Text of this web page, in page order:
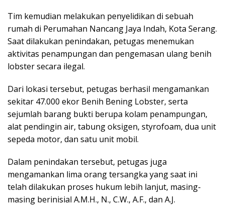
Tim kemudian melakukan penyelidikan di sebuah
rumah di Perumahan Nancang Jaya Indah, Kota Serang.
Saat dilakukan penindakan, petugas menemukan
aktivitas penampungan dan pengemasan ulang benih
lobster secara ilegal.
Dari lokasi tersebut, petugas berhasil mengamankan
sekitar 47.000 ekor Benih Bening Lobster, serta
sejumlah barang bukti berupa kolam penampungan,
alat pendingin air, tabung oksigen, styrofoam, dua unit
sepeda motor, dan satu unit mobil.
Dalam penindakan tersebut, petugas juga
mengamankan lima orang tersangka yang saat ini
telah dilakukan proses hukum lebih lanjut, masing-
masing berinisial A.M.H., N., C.W., A.F., dan A.J.